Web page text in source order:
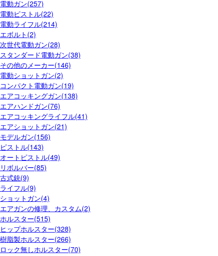
電動ガン(257)
電動ピストル(22)
電動ライフル(214)
エボルト(2)
次世代電動ガン(28)
スタンダード電動ガン(38)
その他のメーカー(146)
電動ショットガン(2)
コンパクト電動ガン(19)
エアコッキングガン(138)
エアハンドガン(76)
エアコッキングライフル(41)
エアショットガン(21)
モデルガン(156)
ピストル(143)
オートピストル(49)
リボルバー(85)
古式銃(9)
ライフル(9)
ショットガン(4)
エアガンの修理、カスタム(2)
ホルスター(515)
ヒップホルスター(328)
樹脂製ホルスター(266)
ロック無しホルスター(70)